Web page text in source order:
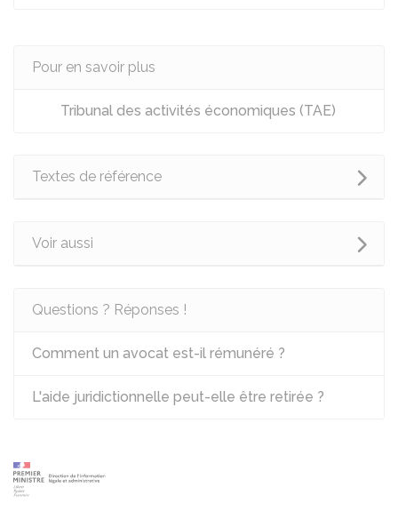
Pour en savoir plus
Tribunal des activités économiques (TAE)
Textes de référence
Voir aussi
Questions ? Réponses !
Comment un avocat est-il rémunéré ?
L'aide juridictionnelle peut-elle être retirée ?